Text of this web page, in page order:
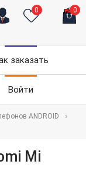
0 0
заказать
Войти
ANDROID
Mi